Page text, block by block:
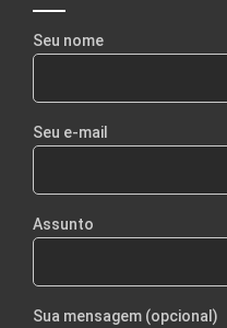
Seu nome
Seu e-mail
Assunto
Sua mensagem (opcional)